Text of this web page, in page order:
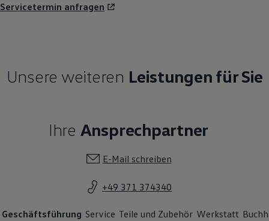
Servicetermin anfragen
Unsere weiteren Leistungen für Sie
Ihre Ansprechpartner
E-Mail schreiben
+49 371 374340
Geschäftsführung Service Teile und Zubehör Werkstatt